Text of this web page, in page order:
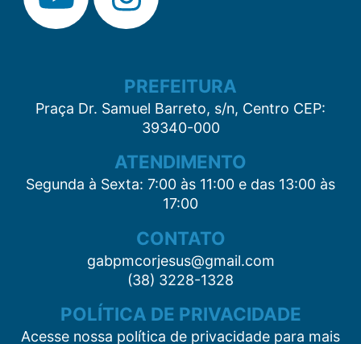
PREFEITURA
Praça Dr. Samuel Barreto, s/n, Centro CEP:
39340-000
ATENDIMENTO
Segunda à Sexta: 7:00 às 11:00 e das 13:00 às
17:00
CONTATO
gabpmcorjesus@gmail.com
(38) 3228-1328
POLÍTICA DE PRIVACIDADE
Acesse nossa política de privacidade para mais